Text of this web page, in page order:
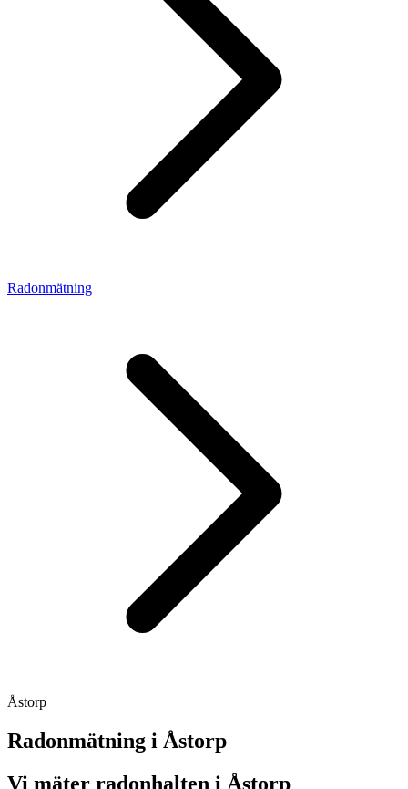
Radonmätning
Åstorp
Radonmätning i Åstorp
Vi mäter radonhalten i Åstorp